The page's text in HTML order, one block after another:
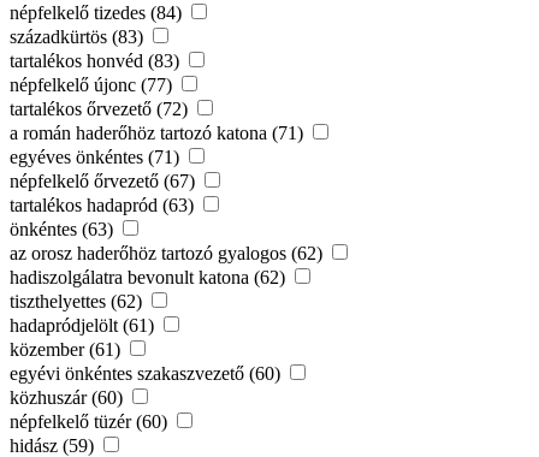
népfelkelő tizedes (84)
századkürtös (83)
tartalékos honvéd (83)
népfelkelő újonc (77)
tartalékos őrvezető (72)
a román haderőhöz tartozó katona (71)
egyéves önkéntes (71)
népfelkelő őrvezető (67)
tartalékos hadapród (63)
önkéntes (63)
az orosz haderőhöz tartozó gyalogos (62)
hadiszolgálatra bevonult katona (62)
tiszthelyettes (62)
hadapródjelölt (61)
közember (61)
egyévi önkéntes szakaszvezető (60)
közhuszár (60)
népfelkelő tüzér (60)
hidász (59)